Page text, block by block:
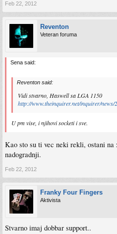
Feb 22, 2012
Reventon
Veteran foruma
Sena said:
Reventon said:
Vidi stvarno, Haswell sa LGA 1150
http://www.theinquirer.net/inquirer/
U pm vise, i njihovi socketi i sve.
Kao sto su ti vec neki rekli, ostani
nadogradnji.
Feb 22, 2012
Franky Four Fingers
Aktivista
Stvarno imaj dobbar support..